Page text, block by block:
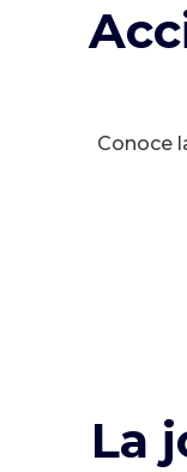
Conoce
La